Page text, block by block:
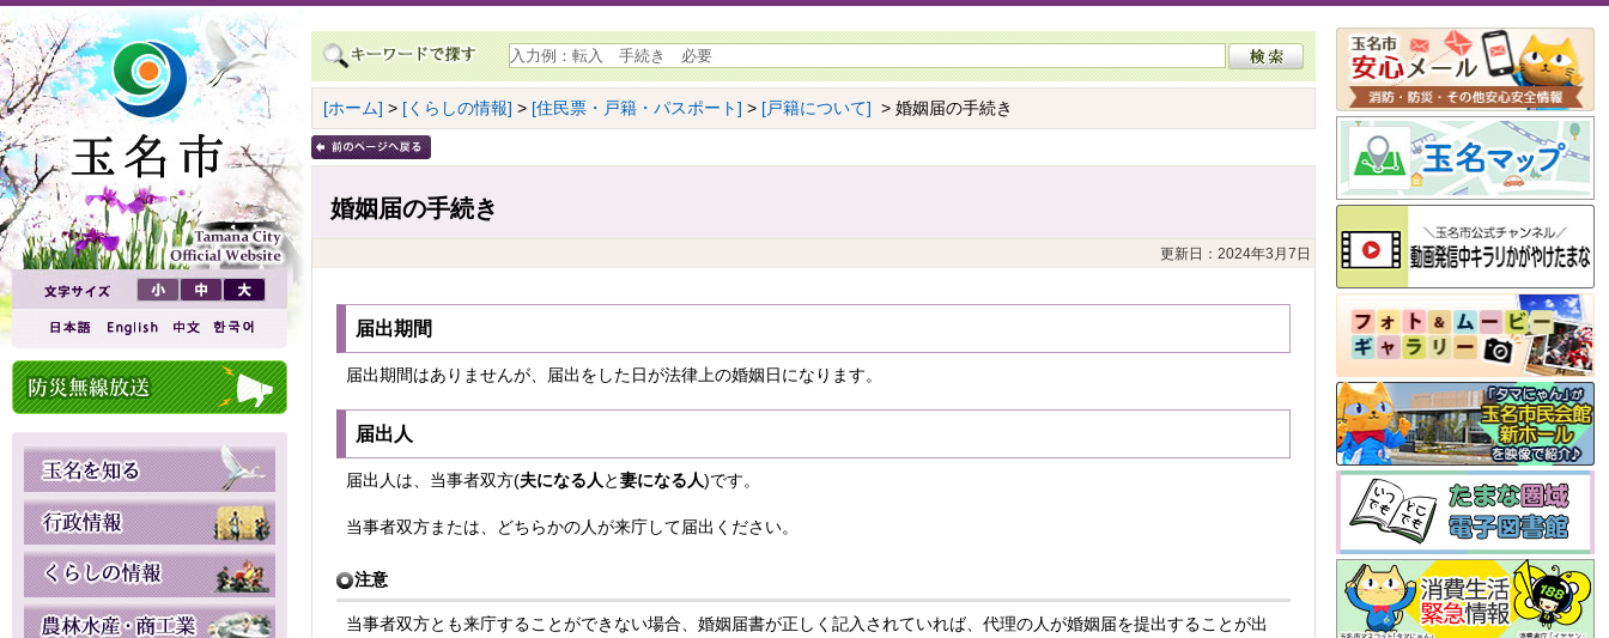
[ホーム] > [くらしの情報] > [住民票・戸籍・パスポート] > [戸籍について] > 婚姻届の手続き
婚姻届の手続き
更新日：2024年3月7日
届出期間
届出期間はありませんが、届出をした日が法律上の婚姻日になります。
届出人
届出人は、当事者双方(夫になる人 と妻になる人)です。
当事者双方または、どちらかの人が来庁して届出ください。
注意
当事者双方とも来庁することができない場合、婚姻届書が正しく記入されていれば、代理の人が婚姻届を提出することが出